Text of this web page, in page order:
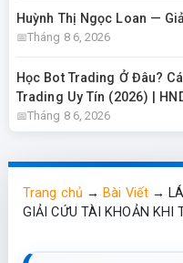
Huỳnh Thị Ngọc Loan —
Tháng 8 6, 2026
Học Bot Trading Ở Đâu?
Trading Uy Tín (2026) |
Tháng 8 6, 2026
Trang chủ →Bài Viết→
GIẢI CỨU TÀI KHOẢN KHI